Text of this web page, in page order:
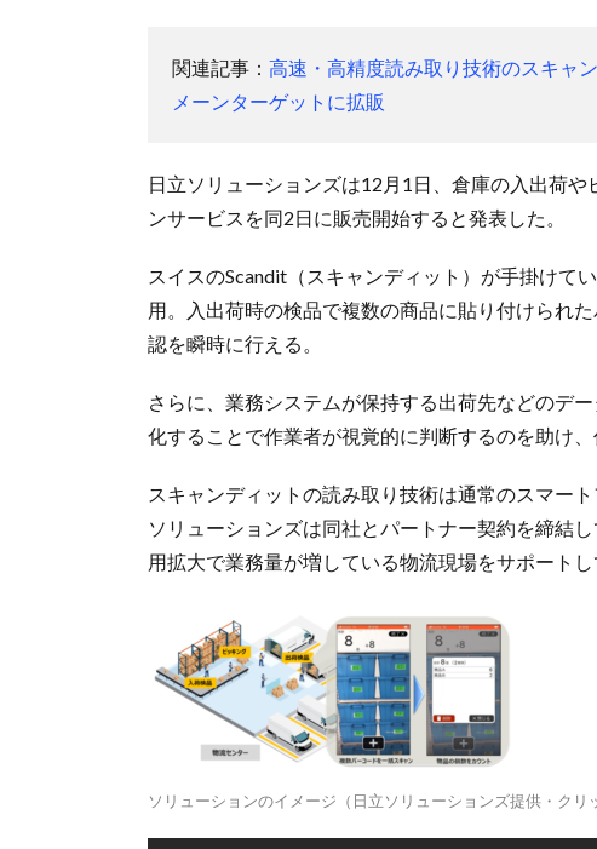
関連記事： 高速・高精度読み取り技術のスキャ
メーンターゲットに拡販
日立ソリューションズは12月1日、倉庫の入出荷
ンサービスを同2日に販売開始すると発表した。
スイスのScandit（スキャンディット）が手掛けて
用。入出荷時の検品で複数の商品に貼り付けられ
認を瞬時に行える。
さらに、業務システムが保持する出荷先などのデ
化することで作業者が視覚的に判断するのを助け
スキャンディットの読み取り技術は通常のスマー
ソリューションズは同社とパートナー契約を締結
用拡大で業務量が増している物流現場をサポートし
ソリューションのイメージ（日立ソリューションズ提供・クリ